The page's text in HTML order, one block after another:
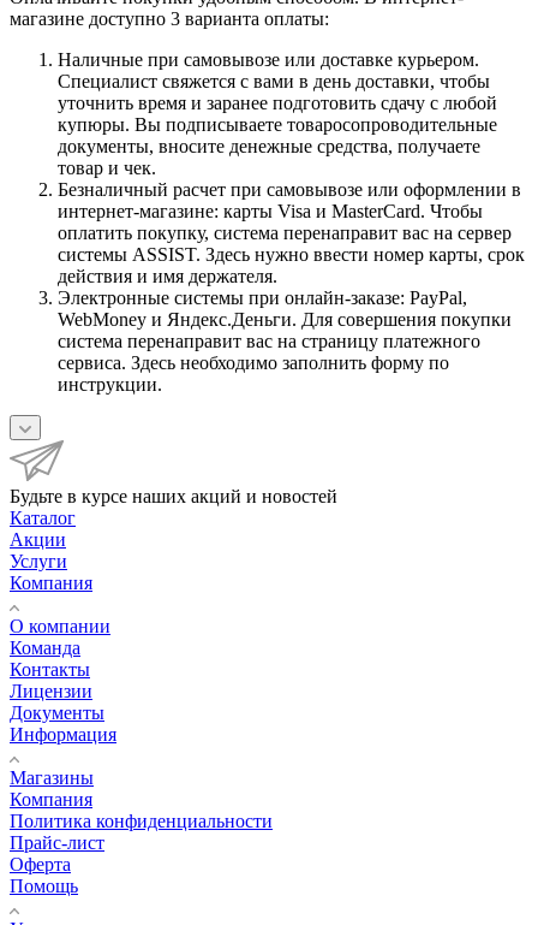
магазине доступно 3 варианта оплаты:
Наличные при самовывозе или доставке курьером.
Специалист свяжется с вами в день доставки, чтобы
уточнить время и заранее подготовить сдачу с любой
купюры. Вы подписываете товаросопроводительные
документы, вносите денежные средства, получаете
товар и чек.
Безналичный расчет при самовывозе или оформлении в
интернет-магазине: карты Visa и MasterCard. Чтобы
оплатить покупку, система перенаправит вас на сервер
системы ASSIST. Здесь нужно ввести номер карты, срок
действия и имя держателя.
Электронные системы при онлайн-заказе: PayPal,
WebMoney и Яндекс.Деньги. Для совершения покупки
система перенаправит вас на страницу платежного
сервиса. Здесь необходимо заполнить форму по
инструкции.
Будьте в курсе наших акций и новостей
Каталог
Акции
Услуги
Компания
О компании
Команда
Контакты
Лицензии
Документы
Информация
Магазины
Компания
Политика конфиденциальности
Прайс-лист
Оферта
Помощь